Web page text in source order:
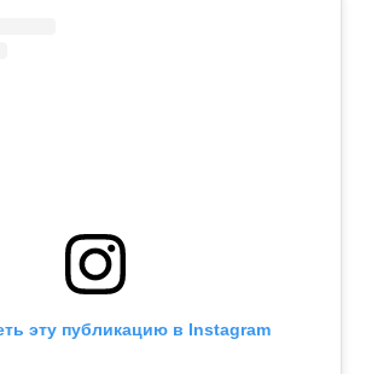
эту публикацию в Instagram